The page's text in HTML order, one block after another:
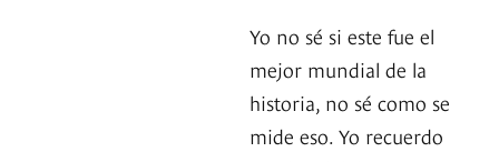
Yo no sé si este fue el
mejor mundial de la
historia, no sé como se
mide eso. Yo recuerdo